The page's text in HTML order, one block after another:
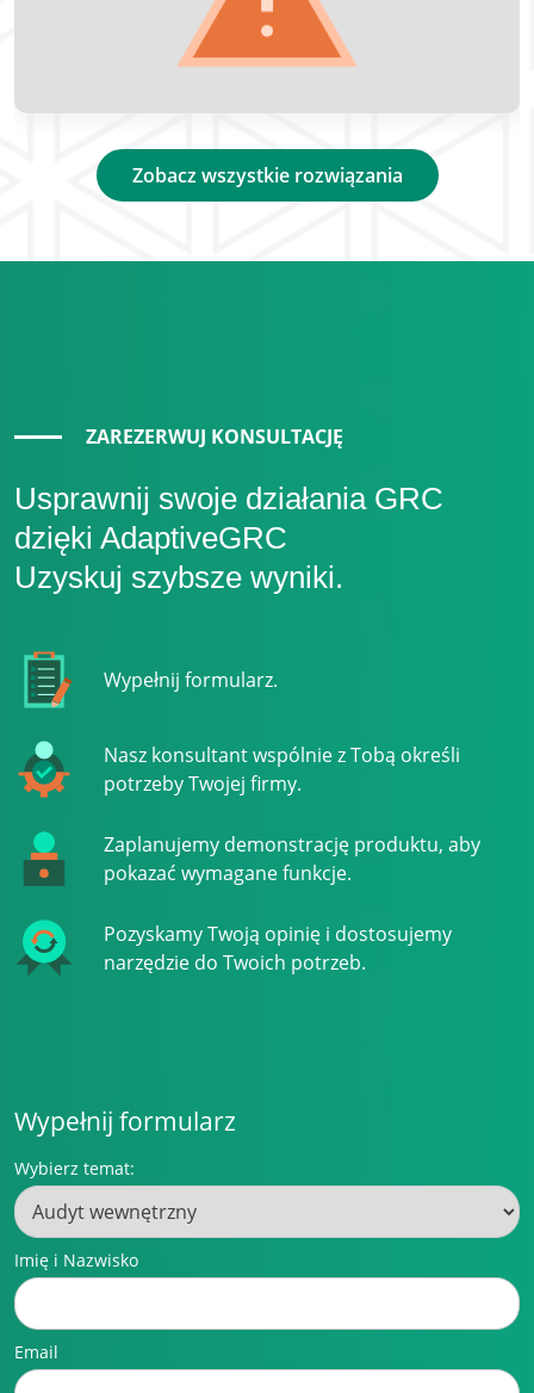
Zobacz wszystkie rozwiązania
ZAREZERWUJ KONSULTACJĘ
Usprawnij swoje działania GRC
dzięki AdaptiveGRC
Uzyskuj szybsze wyniki.
Wypełnij formularz.
Nasz konsultant wspólnie z Tobą określi
potrzeby Twojej firmy.
Zaplanujemy demonstrację produktu, aby
pokazać wymagane funkcje.
Pozyskamy Twoją opinię i dostosujemy
narzędzie do Twoich potrzeb.
Wypełnij formularz
Wybierz temat:
Imię i Nazwisko
Email